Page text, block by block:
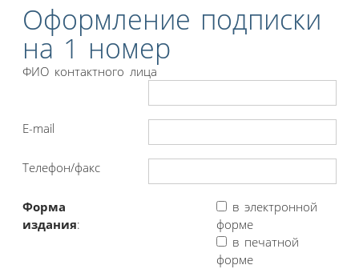
Оформление подписки
на 1 номер
ФИО контактного лица
E-mail
Телефон/факс
Форма
издания:
в электронной
форме
в печатной
форме